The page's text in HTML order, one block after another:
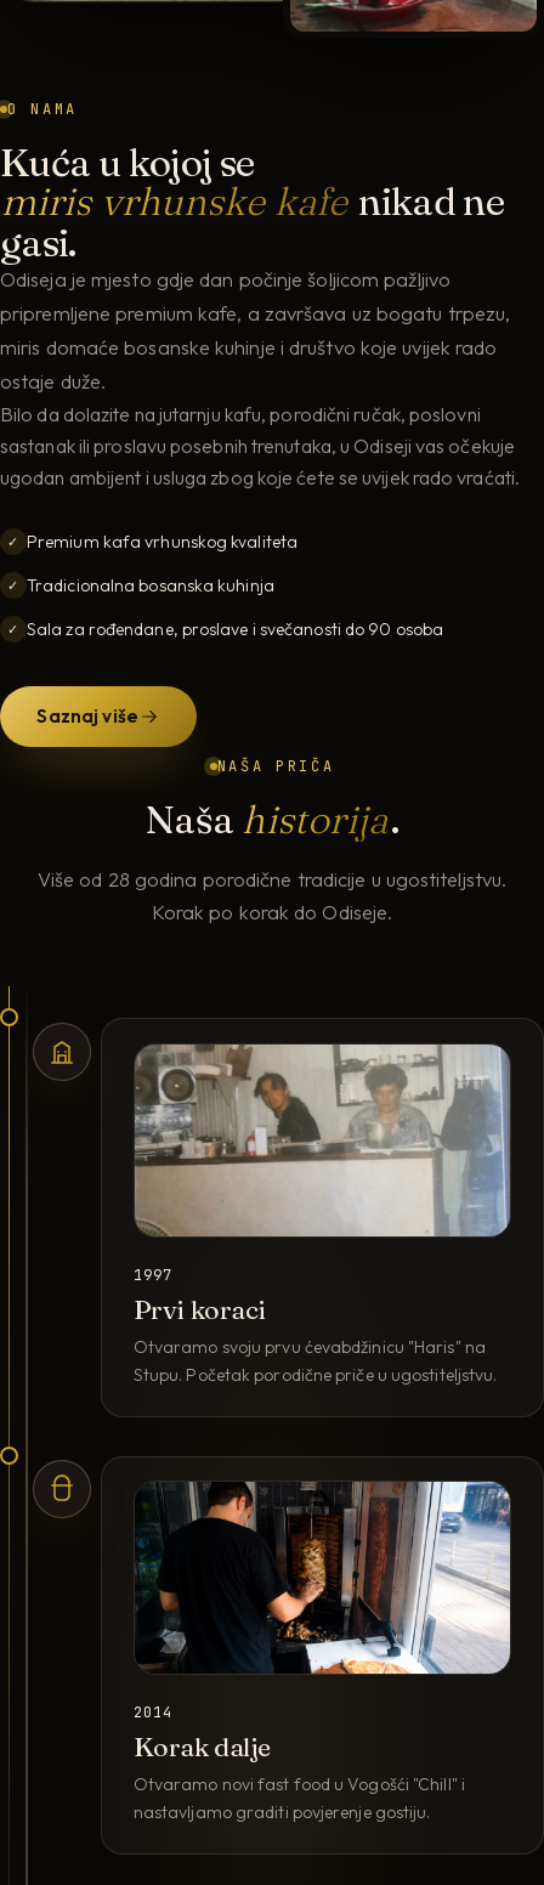
O NAMA
Kuća u kojoj se
miris vrhunske kafe nikad ne
gasi.
Odiseja je mjesto gdje dan počinje šoljicom pažljivo
pripremljene premium kafe, a završava uz bogatu trpezu,
miris domaće bosanske kuhinje i društvo koje uvijek rado
ostaje duže.
Bilo da dolazite na jutarnju kafu, porodični ručak, poslovni
sastanak ili proslavu posebnih trenutaka, u Odiseji vas očekuje
ugodan ambijent i usluga zbog koje ćete se uvijek rado vraćati.
✓ Premium kafa vrhunskog kvaliteta
✓ Tradicionalna bosanska kuhinja
✓ Sala za rođendane, proslave i svečanosti do 90 osoba
Saznaj više
NAŠA PRIČA
Naša historija.
Više od 28 godina porodične tradicije u ugostiteljstvu.
Korak po korak do Odiseje.
1997
Prvi koraci
Otvaramo svoju prvu ćevabdžinicu "Haris" na
Stupu. Početak porodične priče u ugostiteljstvu.
2014
Korak dalje
Otvaramo novi fast food u Vogošći "Chill" i
nastavljamo graditi povjerenje gostiju.